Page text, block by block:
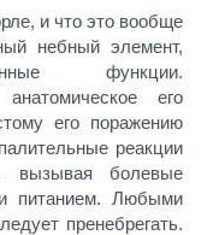
и что это вообще
небный элемент,
функции.
его
его поражению
реакции
вызывая болевые
питанием. Любыми
пренебрегать.